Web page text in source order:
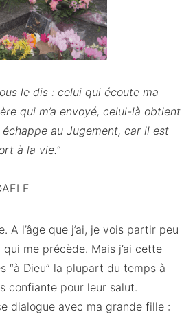
le dis : celui qui écoute ma
qui m’a envoyé, celui-là obtient
au Jugement, car il est
à la vie.”
A l’âge que j’ai, je vois partir peu
me précède. Mais j’ai cette
“à Dieu” la plupart du temps à
confiante pour leur salut.
dialogue avec ma grande fille :